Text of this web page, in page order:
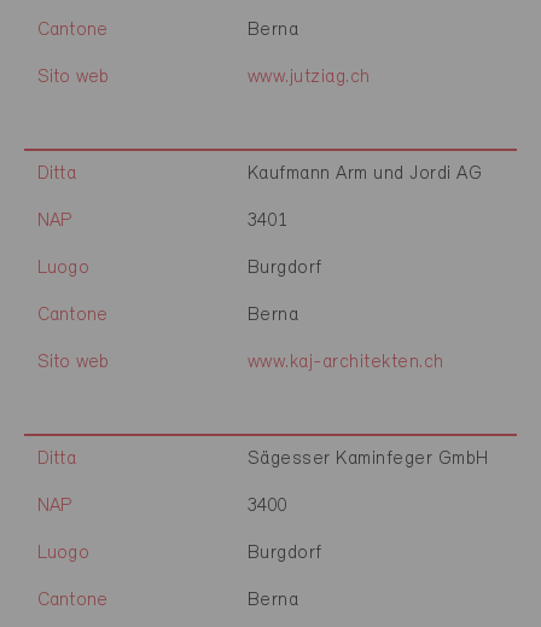
Cantone Berna
Sito web www.jutziag.ch
Ditta Kaufmann Arm und Jordi AG
NAP 3401
Luogo Burgdorf
Cantone Berna
Sito web www.kaj-architekten.ch
Ditta Sägesser Kaminfeger GmbH
NAP 3400
Luogo Burgdorf
Cantone Berna